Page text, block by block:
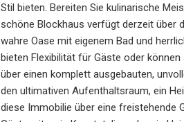
Stil bieten. Bereiten Sie kulinarische
schöne Blockhaus verfügt derzeit über
wahre Oase mit eigenem Bad und
bieten Flexibilität für Gäste oder
über einen komplett ausgebauten,
den ultimativen Aufenthaltsraum, ein
diese Immobilie über eine freistehende